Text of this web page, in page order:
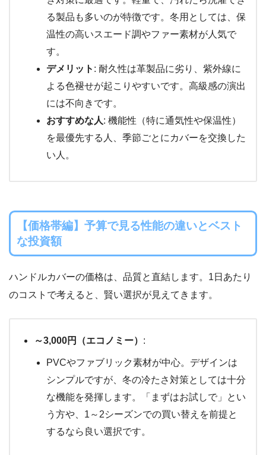
る製品も多いのが特徴です。冬用としては、保
温性の高いスエード調やファー素材が人気で
す。
デメリット : 耐久性は革製品に劣り、紫外線に
よる色褪せが起こりやすいです。高級感の演出
には不向きです。
おすすめな人: 機能性（特に通気性や保温性）
を最優先する人、季節ごとにカバーを交換した
い人。
【価格帯編】予算で見る性能の違いとベスト
な投資額
ハンドルカバーの価格は、品質と直結します。1日あたり
のコストで考えると、賢い選択が見えてきます。
～3,000円（エコノミー） :
PVCやファブリック素材が中心。デザインは
シンプルですが、冬の冷たさ対策としては十分
な機能を発揮します。「まずはお試しで」とい
う方や、1～2シーズンでの買い替えを前提と
するなら良い選択です。